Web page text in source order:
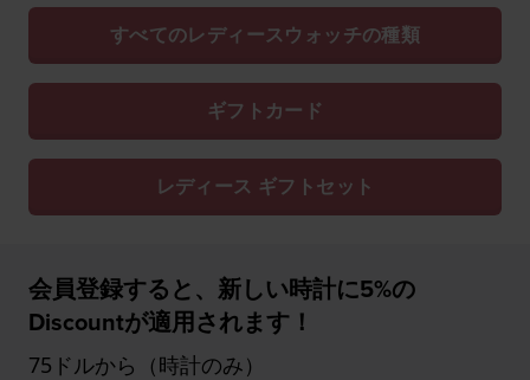
すべてのレディースウォッチの種類
ギフトカード
レディース ギフトセット
会員登録すると、新しい時計に5%の
Discountが適用されます！
75ドルから（時計のみ）